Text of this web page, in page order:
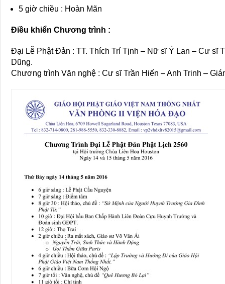
5 giờ chiều : Hoàn Mãn
Điều khiển Chương trình :
Đại Lễ Phật Đản : TT. Thích Trí Tịnh – Nữ sĩ Ỷ Lan – Cư sĩ
Dũng.
Chương trình Văn nghệ : Cư sĩ Trần Hiến – Anh Trinh –